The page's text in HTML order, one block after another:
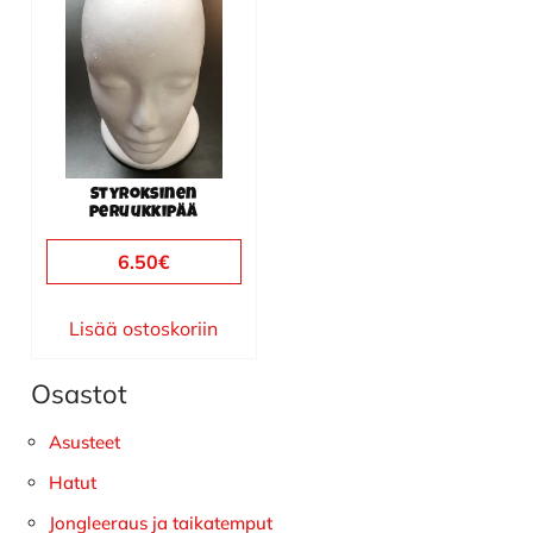
Styroksinen
peruukkipää
6.50€
Lisää ostoskoriin
Ensisijainen
sivupalkki
Osastot
Asusteet
Hatut
Jongleeraus ja taikatemput